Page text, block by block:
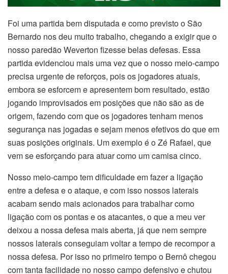
Foi uma partida bem disputada e como previsto o São
Bernardo nos deu muito trabalho, chegando a exigir que o
nosso paredão Weverton fizesse belas defesas. Essa
partida evidenciou mais uma vez que o nosso meio-campo
precisa urgente de reforços, pois os jogadores atuais,
embora se esforcem e apresentem bom resultado, estão
jogando improvisados em posições que não são as de
origem, fazendo com que os jogadores tenham menos
segurança nas jogadas e sejam menos efetivos do que em
suas posições originais. Um exemplo é o Zé Rafael, que
vem se esforçando para atuar como um camisa cinco.
Nosso meio-campo tem dificuldade em fazer a ligação
entre a defesa e o ataque, e com isso nossos laterais
acabam sendo mais acionados para trabalhar como
ligação com os pontas e os atacantes, o que a meu ver
deixou a nossa defesa mais aberta, já que nem sempre
nossos laterais conseguiam voltar a tempo de recompor a
nossa defesa. Por isso no primeiro tempo o Bernô chegou
com tanta facilidade no nosso campo defensivo e chutou